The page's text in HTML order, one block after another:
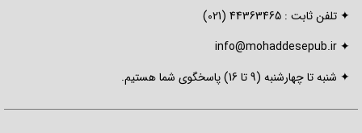
✦ تلفن ثابت : 44363465 (021)
✦ info@mohaddesepub.ir
✦ شنبه تا چهارشنبه (9 تا 16) پاسخگوی شما هستیم.